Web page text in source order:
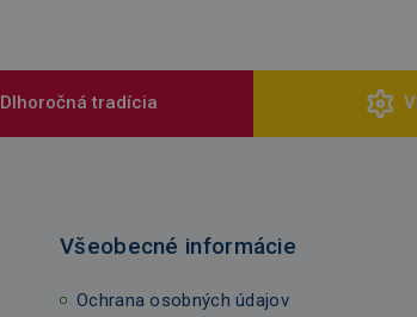
Dlhoročná tradícia
Všeobecné informácie
Ochrana osobných údajov